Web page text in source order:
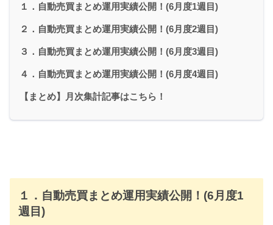
１．自動売買まとめ運用実績公開！(6月度1週目)
２．自動売買まとめ運用実績公開！(6月度2週目)
３．自動売買まとめ運用実績公開！(6月度3週目)
４．自動売買まとめ運用実績公開！(6月度4週目)
【まとめ】月次集計記事はこちら！
１．自動売買まとめ運用実績公開！(6月度1
週目)